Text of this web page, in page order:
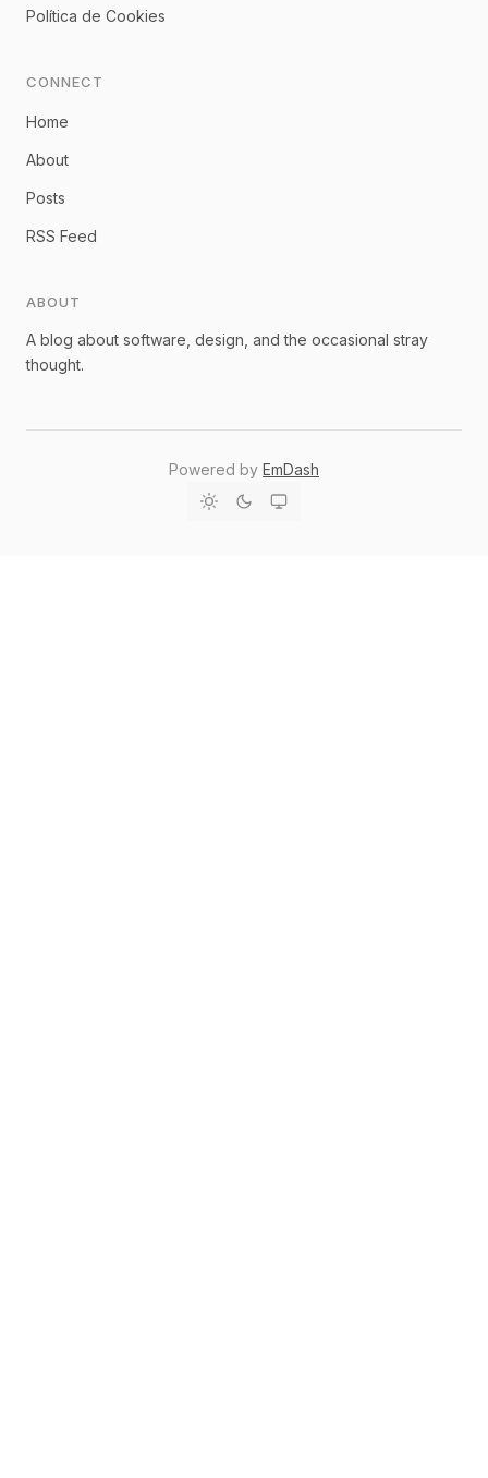
Política de Cookies
CONNECT
Home
About
Posts
RSS Feed
ABOUT
A blog about software, design, and the occasional stray
thought.
Powered by EmDash